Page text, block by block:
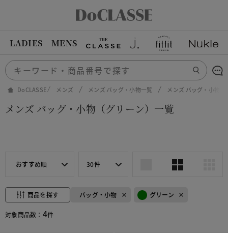
LADIES MENS
DoCLASSE メンズ メンズ バッグ・小物一覧 メンズ バッグ・小物
メンズ バッグ・小物（グリーン）一覧
おすすめ順 30件
商品を探す バッグ・小物 グリーン
対象商品数： 4件